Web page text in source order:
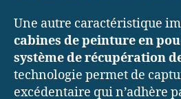
Une autre caractéristique
cabines de peinture en
système de récupération
technologie permet de
excédentaire qui n’adhère